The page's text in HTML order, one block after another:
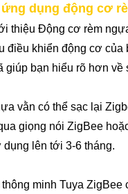
dụng động cơ
thiệu Động cơ rèm
điều khiển động cơ của
giúp bạn hiểu rõ hơn về
vằn có thể sạc lại
giọng nói ZigBee
lên tới 3-6 tháng.
minh Tuya